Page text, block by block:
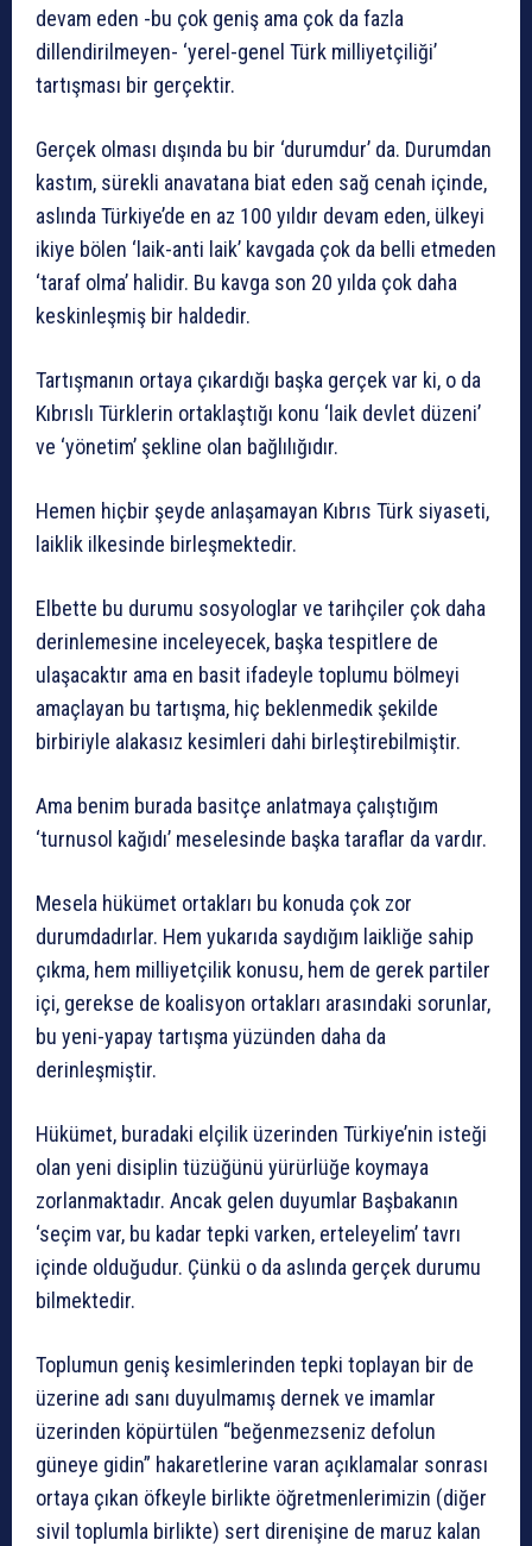
devam eden -bu çok geniş ama çok da fazla
dillendirilmeyen- ‘yerel-genel Türk milliyetçiliği’
tartışması bir gerçektir.
Gerçek olması dışında bu bir ‘durumdur’ da. Durumdan
kastım, sürekli anavatana biat eden sağ cenah içinde,
aslında Türkiye’de en az 100 yıldır devam eden, ülkeyi
ikiye bölen ‘laik-anti laik’ kavgada çok da belli etmeden
‘taraf olma’ halidir. Bu kavga son 20 yılda çok daha
keskinleşmiş bir haldedir.
Tartışmanın ortaya çıkardığı başka gerçek var ki, o da
Kıbrıslı Türklerin ortaklaştığı konu ‘laik devlet düzeni’
ve ‘yönetim’ şekline olan bağlılığıdır.
Hemen hiçbir şeyde anlaşamayan Kıbrıs Türk siyaseti,
laiklik ilkesinde birleşmektedir.
Elbette bu durumu sosyologlar ve tarihçiler çok daha
derinlemesine inceleyecek, başka tespitlere de
ulaşacaktır ama en basit ifadeyle toplumu bölmeyi
amaçlayan bu tartışma, hiç beklenmedik şekilde
birbiriyle alakasız kesimleri dahi birleştirebilmiştir.
Ama benim burada basitçe anlatmaya çalıştığım
‘turnusol kağıdı’ meselesinde başka taraflar da vardır.
Mesela hükümet ortakları bu konuda çok zor
durumdadırlar. Hem yukarıda saydığım laikliğe sahip
çıkma, hem milliyetçilik konusu, hem de gerek partiler
içi, gerekse de koalisyon ortakları arasındaki sorunlar,
bu yeni-yapay tartışma yüzünden daha da
derinleşmiştir.
Hükümet, buradaki elçilik üzerinden Türkiye’nin isteği
olan yeni disiplin tüzüğünü yürürlüğe koymaya
zorlanmaktadır. Ancak gelen duyumlar Başbakanın
‘seçim var, bu kadar tepki varken, erteleyelim’ tavrı
içinde olduğudur. Çünkü o da aslında gerçek durumu
bilmektedir.
Toplumun geniş kesimlerinden tepki toplayan bir de
üzerine adı sanı duyulmamış dernek ve imamlar
üzerinden köpürtülen “beğenmezseniz defolun
güneye gidin” hakaretlerine varan açıklamalar sonrası
ortaya çıkan öfkeyle birlikte öğretmenlerimizin (diğer
sivil toplumla birlikte) sert direnişine de maruz kalan